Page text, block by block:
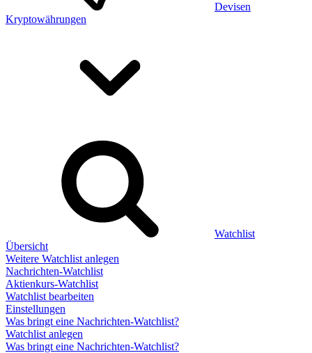
Devisen
Kryptowährungen
Watchlist
Übersicht
Weitere Watchlist anlegen
Nachrichten-Watchlist
Aktienkurs-Watchlist
Watchlist bearbeiten
Einstellungen
Was bringt eine Nachrichten-Watchlist?
Watchlist anlegen
Was bringt eine Nachrichten-Watchlist?